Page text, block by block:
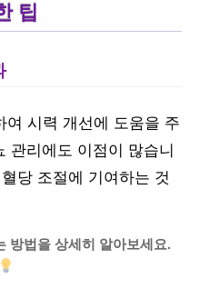
팁
여 시력 개선에 도움을 주
관리에도 이점이 많습니
당 조절에 기여하는 것
방법을 상세히 알아보세요.